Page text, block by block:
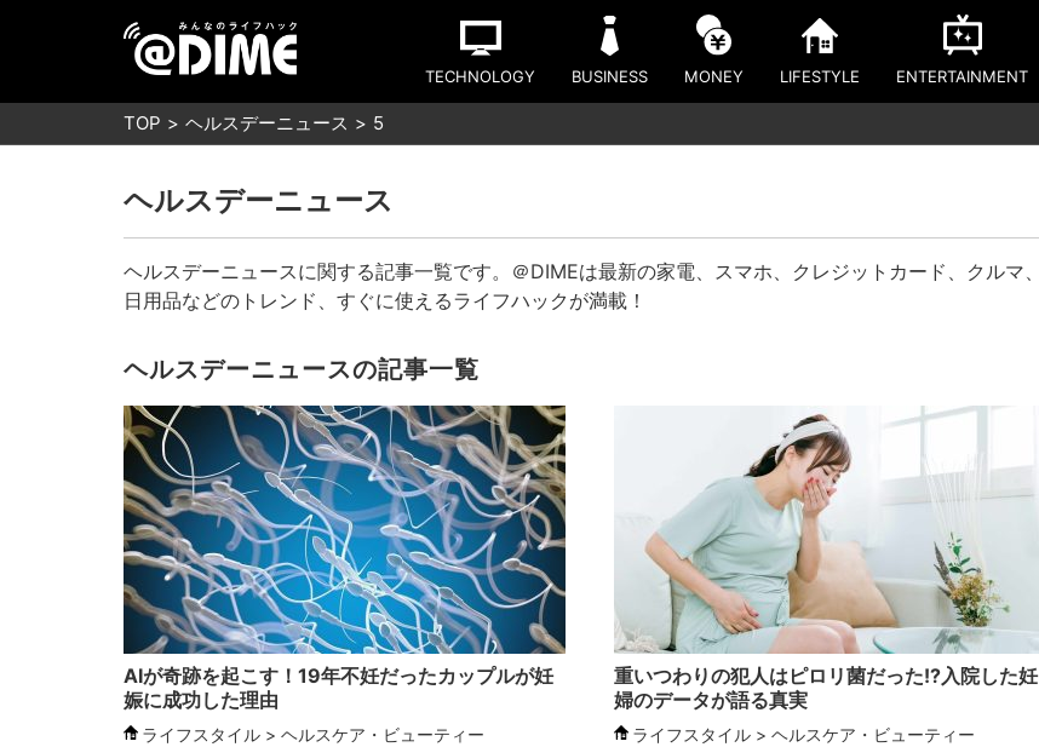
TECHNOLOGY BUSINESS MONEY LIFESTYLE ENTERTAINMENT
TOP ヘルスデーニュース 5
ヘルスデーニュース
ヘルスデーニュースに関する記事一覧です。＠DIMEは最新の家電、スマホ、クレジットカード、クルマ、
日用品などのトレンド、すぐに使えるライフハックが満載！
ヘルスデーニュースの記事一覧
AIが奇跡を起こす！19年不妊だったカップルが妊
娠に成功した理由
ライフスタイル > ヘルスケア・ビューティー
重いつわりの犯人はピロリ菌だった!?入院した妊
婦のデータが語る真実
ライフスタイル > ヘルスケア・ビューティー